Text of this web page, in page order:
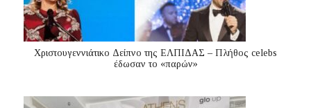
Χριστουγεννιάτικο Δείπνο της ΕΛΠΙΔΑΣ – Πλήθος celebs
έδωσαν το «παρών»